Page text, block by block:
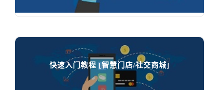
快速入门教程 [智慧门店/社交商城]